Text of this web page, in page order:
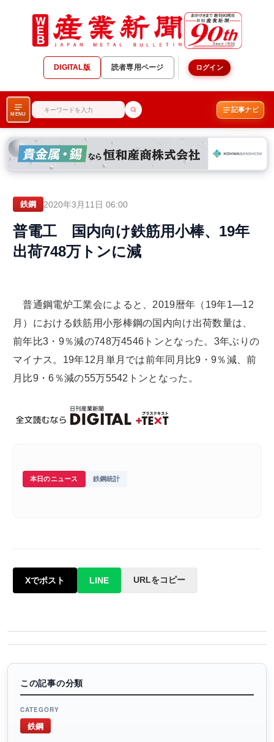
DIGITAL版 読者専用ページ ログイン
MENU
記事ナビ
鉄鋼 2020年3月11日 06:00
普電工 国内向け鉄筋用小棒、19年
出荷748万トンに減
普通鋼電炉工業会によると、2019暦年（19年1―12
月）における鉄筋用小形棒鋼の国内向け出荷数量は、
前年比3・9％減の748万4546トンとなった。3年ぶりの
マイナス。19年12月単月では前年同月比9・9％減、前
月比9・6％減の55万5542トンとなった。
本日のニュース 鉄鋼統計
Xでポスト LINE URLをコピー
この記事の分類
CATEGORY
鉄鋼